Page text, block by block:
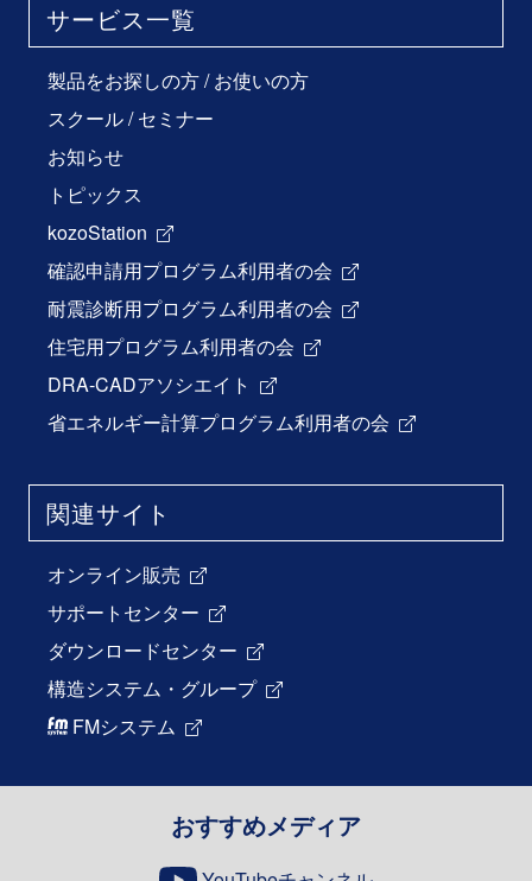
サービス一覧
製品をお探しの方/お使いの方
スクール / セミナー
お知らせ
トピックス
kozoStation
確認申請用プログラム利用者の会
耐震診断用プログラム利用者の会
住宅用プログラム利用者の会
DRA-CADアソシエイト
省エネルギー計算プログラム利用者の会
関連サイト
オンライン販売
サポートセンター
ダウンロードセンター
構造システム・グループ
FMシステム
おすすめメディア